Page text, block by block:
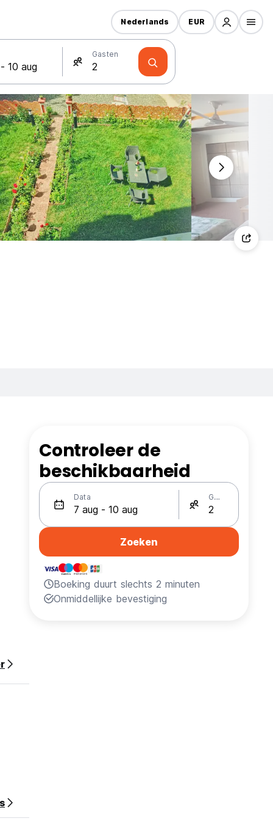
Gasten
Nederlands EUR
your
Controleer de
beschikbaarheid
Data Gasten
Zoeken
Boeking duurt slechts 2 minuten
Onmiddellijke bevestiging